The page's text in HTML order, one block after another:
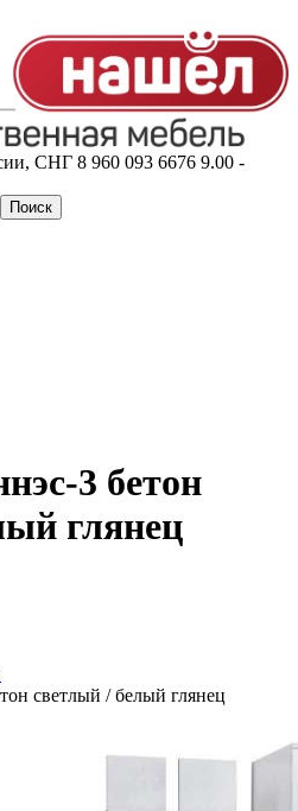
СНГ 8 960 093 6676 9.00 -
Поиск
3 бетон
глянец
светлый / белый глянец